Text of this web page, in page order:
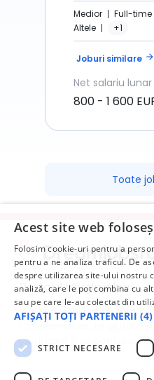
Medior
Full-time
Altele
+1
Joburi similare arrow_forward
Net salariu lunar
800 - 1 600
Toate
Portalul tău de joburi
Găsirea unui loc de
La DreamJobs, te ajutăm
jobul care ți se potrivește
Acest site web
Folosim cookie-uri pentru a
pentru a ne analiza traficul. De
despre utilizarea site-ului nostru
analiză, care le pot combina cu
sau pe care le-au colectat din
AFIȘAȚI TOȚI PARTENERII
STRICT NECESARE